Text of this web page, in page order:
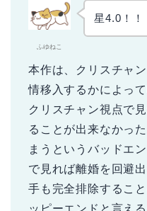
ふゆねこ
星4.0！！
本作は、クリスチャ
情移入するかによっ
クリスチャン視点で
ることが出来なかっ
まうというバッドエ
で見れば離婚を回避
手も完全排除するこ